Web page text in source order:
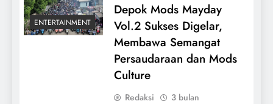
ENTERTAINMENT
Depok Mods Mayday
Vol.2 Sukses Digelar,
Membawa Semangat
Persaudaraan dan Mods
Culture
Redaksi
3 bulan